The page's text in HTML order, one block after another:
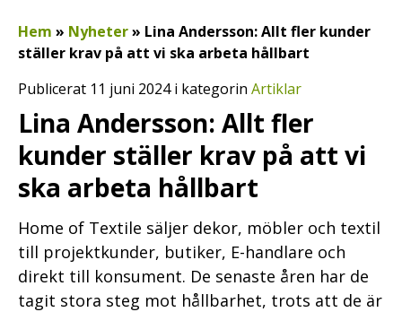
Hem » Nyheter» Lina Andersson: Allt fler kunder
ställer krav på att vi ska arbeta hållbart
Publicerat 11 juni 2024 i kategorin Artiklar
Lina Andersson: Allt fler
kunder ställer krav på att vi
ska arbeta hållbart
Home of Textile säljer dekor, möbler och textil
till projektkunder, butiker, E-handlare och
direkt till konsument. De senaste åren har de
tagit stora steg mot hållbarhet, trots att de är